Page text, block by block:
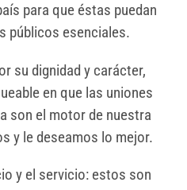
para que éstas puedan
públicos esenciales.
su dignidad y carácter,
en que las uniones
son el motor de nuestra
y le deseamos lo mejor.
y el servicio: estos son